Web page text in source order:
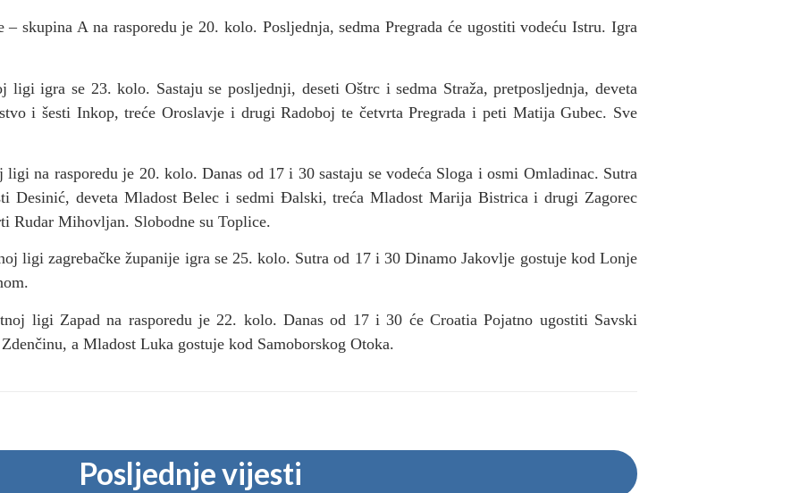
skupina A na rasporedu je 20. kolo. Posljednja, sedma Pregrada će ugostiti vodeću Istru. Igra
ligi igra se 23. kolo. Sastaju se posljednji, deseti Oštrc i sedma Straža, pretposljednja, deveta
i šesti Inkop, treće Oroslavje i drugi Radoboj te četvrta Pregrada i peti Matija Gubec. Sve
na rasporedu je 20. kolo. Danas od 17 i 30 sastaju se vodeća Sloga i osmi Omladinac. Sutra
Desinić, deveta Mladost Belec i sedmi Đalski, treća Mladost Marija Bistrica i drugi Zagorec
Rudar Mihovljan. Slobodne su Toplice.
ligi zagrebačke županije igra se 25. kolo. Sutra od 17 i 30 Dinamo Jakovlje gostuje kod Lonje
ligi Zapad na rasporedu je 22. kolo. Danas od 17 i 30 će Croatia Pojatno ugostiti Savski
a Mladost Luka gostuje kod Samoborskog Otoka.
Posljednje vijesti